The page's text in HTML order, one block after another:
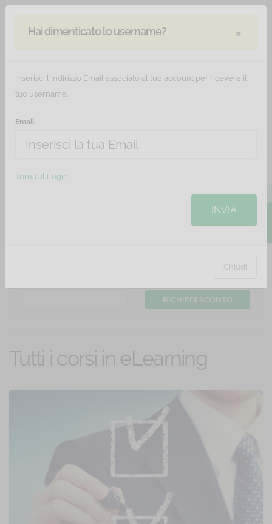
Hai dimenticato lo username? ×
Inserisci l'indirizzo Email associato al tuo account per ricevere il
tuo username.
Email
Torna al Login
INVIA
Chiudi
Corsi eLearning
Hai un coupon di sconto? Inserisci il codice:
Tutti i corsi in eLearning